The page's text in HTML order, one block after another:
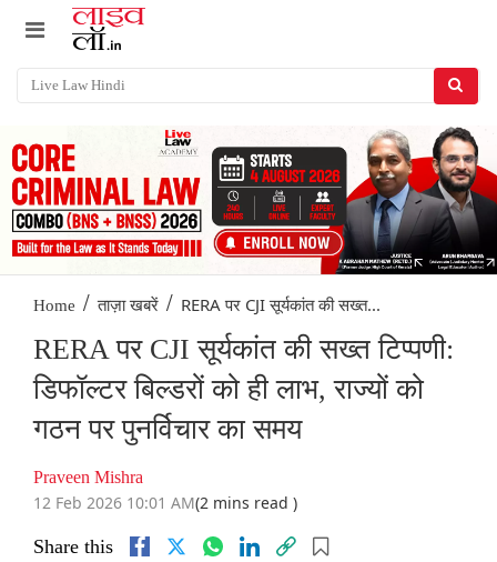
Home / ताज़ा खबरें / RERA पर CJI सूर्यकांत की सख्त...
RERA पर CJI सूर्यकांत की सख्त टिप्पणी:
डिफॉल्टर बिल्डरों को ही लाभ, राज्यों को
गठन पर पुनर्विचार का समय
Praveen Mishra
12 Feb 2026 10:01 AM(2 mins read )
Share this